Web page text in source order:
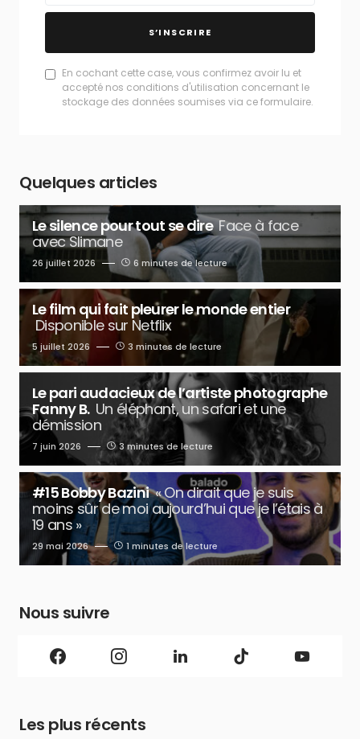
S’INSCRIRE
En cochant cette case, vous confirmez avoir lu et
accepté nos conditions d'utilisation concernant le
stockage des données soumises via ce formulaire.
Quelques articles
Le silence pour tout se dire Face à face
avec Slimane
26 juillet 2026 6 minutes de lecture
Le film qui fait pleurer le monde entier
Disponible sur Netflix
5 juillet 2026 3 minutes de lecture
Le pari audacieux de l’artiste photographe
Fanny B. Un éléphant, un safari et une
démission
7 juin 2026 3 minutes de lecture
#15 Bobby Bazini « On dirait que je suis
moins sûr de moi aujourd’hui que je l’étais à
19 ans »
29 mai 2026 1 minutes de lecture
Nous suivre
Les plus récents